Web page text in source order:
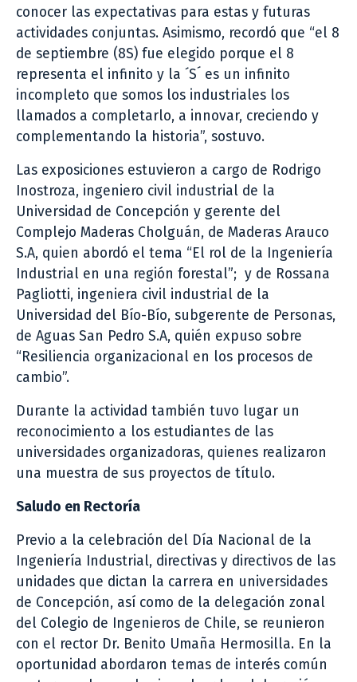
conocer las expectativas para estas y futuras
actividades conjuntas. Asimismo, recordó que “el 8
de septiembre (8S) fue elegido porque el 8
representa el infinito y la ´S´ es un infinito
incompleto que somos los industriales los
llamados a completarlo, a innovar, creciendo y
complementando la historia”, sostuvo.
Las exposiciones estuvieron a cargo de Rodrigo
Inostroza, ingeniero civil industrial de la
Universidad de Concepción y gerente del
Complejo Maderas Cholguán, de Maderas Arauco
S.A, quien abordó el tema “El rol de la Ingeniería
Industrial en una región forestal”; y de Rossana
Pagliotti, ingeniera civil industrial de la
Universidad del Bío-Bío, subgerente de Personas,
de Aguas San Pedro S.A, quién expuso sobre
“Resiliencia organizacional en los procesos de
cambio”.
Durante la actividad también tuvo lugar un
reconocimiento a los estudiantes de las
universidades organizadoras, quienes realizaron
una muestra de sus proyectos de título.
Saludo en Rectoría
Previo a la celebración del Día Nacional de la
Ingeniería Industrial, directivas y directivos de las
unidades que dictan la carrera en universidades
de Concepción, así como de la delegación zonal
del Colegio de Ingenieros de Chile, se reunieron
con el rector Dr. Benito Umaña Hermosilla. En la
oportunidad abordaron temas de interés común